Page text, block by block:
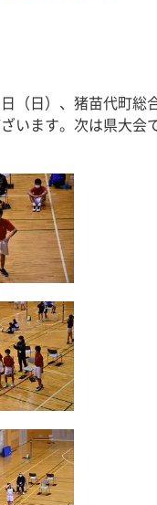
日）、猪苗代町総
ます。次は県大会